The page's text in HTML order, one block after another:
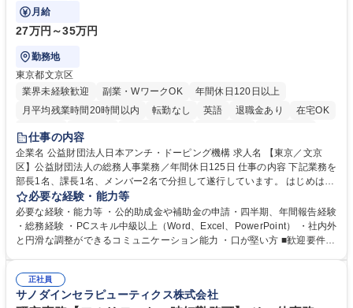
躍いただくことを期待しています。
月給
27万円～35万円
勤務地
東京都文京区
業界未経験歓迎
副業・WワークOK
年間休日120日以上
月平均残業時間20時間以内
転勤なし 英語 退職金あり
在宅OK
賞与あり
育休あり
食事補助あり
仕事の内容
企業名 公益財団法人日本アンチ・ドーピング機構 求人名 【東京／文京
区】公益財団法人の総務人事業務／年間休日125日 仕事の内容 下記業務を
部長1名、課長1名、メンバー2名で分担して遂行しています。 はじめは担
当者として業務を覚えていただき、ゆくゆくはリーダーやマネージャーポ
ジションとして活躍いただくことを期待しています。 【総務・人事グルー
プの業務内容】 ・人事制度関連 ・採用活動 ・教育研修の企画、実行 ・勤
怠管理 ・官公庁への各種提出 ・法定の会議運営（評議員会、理事会） ・
管理 ・福利厚生関連 ・職員からの問合せ、相談対応 ・その他日常の総務
業務全般 募集職種 【東京／文京区】公益財団法人の総務人事業務／年間
必要な経験・能力等
必要な経験・能力等 ・公的助成金や補助金の申請・四半期、年間報告経験
・総務経験 ・PCスキル中級以上（Word、Excel、PowerPoint） ・社内外
と円滑な調整ができるコミュニケーション能力 ・口が堅い方 ■歓迎要件
正社員
サノダインセラピューティクス株式会社